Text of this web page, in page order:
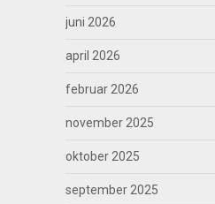
juni 2026
april 2026
februar 2026
november 2025
oktober 2025
september 2025